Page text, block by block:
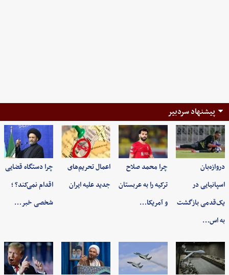
پیشنهاد سردبیر
دروازه‌بان
اسپانیایی در
یک‌قدمی بازگشت
به اس…
چرا محمد صلاح
ترکیه را به عربستان
و آمریکا…
اعمال تحریم‌های
جدید علیه ایران
چرا دستگاه قضایی
اقدام نمی‌کند؟ ؛
شخصی خبر…